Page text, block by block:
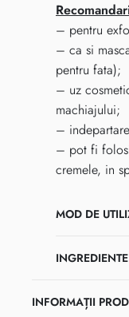
– pentru
– ca si
pentru fata);
– uz
machiajului;
–
– pot fi
cremele, in
MOD DE
INGREDIENTE
INFORMAȚII